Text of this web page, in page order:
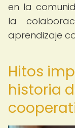
en la
la
aprendizaje
Hitos
historia